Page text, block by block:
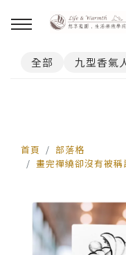
回主選單
禪繞遊台灣
全部 九型香氣
首頁
部落格
畫完禪繞卻沒有被稱